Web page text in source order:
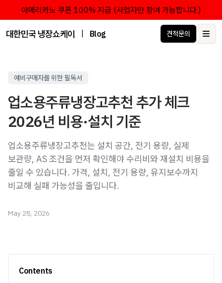
아메리카노 쿠폰 100% 지급 (사업자만 참여 가능합니다.)
대한민국 냉장쇼케이스 점유율 1위 브랜드 한성쇼케이스
Blog 견적문의
예비구매자를 위한 필독서
업소용주류냉장고추천 추가 체크
2026년 비용·설치 기준
업소용주류냉장고추천는 설치 공간, 전기 용량, 실제
보관량, AS 조건을 먼저 확인해야 수리비와 재설치 비용을
줄일 수 있습니다. 가격, 설치, 전기 용량, 유지보수까지
비교해 실패 가능성을 줄입니다.
May 28, 2026
Contents